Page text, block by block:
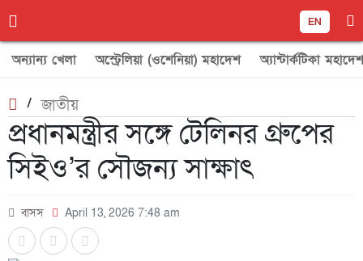
EN
অন্যান্য খেলা অস্ট্রেলিয়া (ওশেনিয়া) মহাদেশ অ্যান্টার্কটিকা মহাদেশ
/জাতীয়
প্রধানমন্ত্রীর সঙ্গে টেলিনর গ্রুপের
সিইও’র সৌজন্য সাক্ষাৎ
বাসস April 13, 2026 7:48 am